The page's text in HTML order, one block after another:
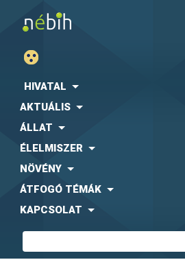
HIVATAL
AKTUÁLIS
ÁLLAT
ÉLELMISZER
NÖVÉNY
ÁTFOGÓ TÉMÁK
KAPCSOLAT